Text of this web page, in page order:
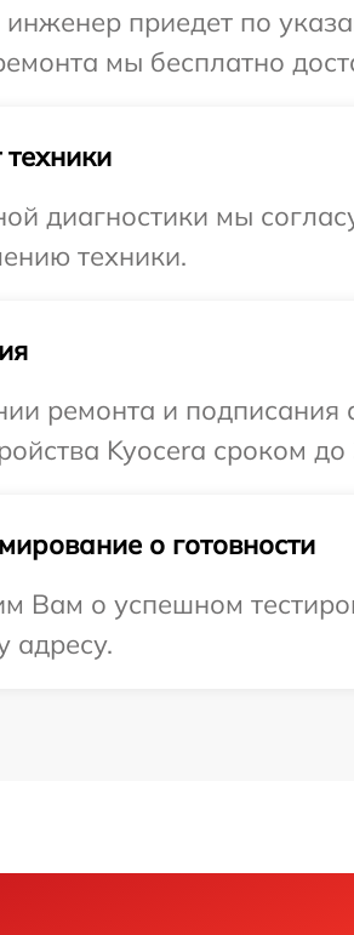
приедет по
мы бесплатно
диагностики мы
техники.
ремонта и
Kyocera сроком до
о готовности
Вам о успешном
адресу.